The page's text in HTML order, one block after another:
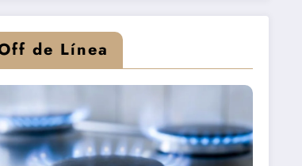
de Línea